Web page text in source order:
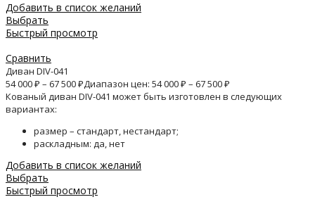
Добавить в список желаний
Выбрать
Быстрый просмотр
Сравнить
Диван DIV-041
54 000₽ – 67 500₽Диапазон цен: 54 000 ₽ – 67 500 ₽
Кованый диван DIV-041 может быть изготовлен в следующих
вариантах:
размер – стандарт, нестандарт;
раскладным: да, нет
Добавить в список желаний
Выбрать
Быстрый просмотр